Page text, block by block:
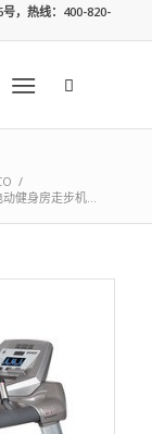
，热线：400-820-
/
健身房走步机...